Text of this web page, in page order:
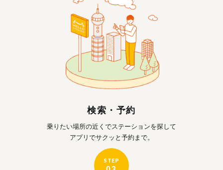
検索・予約
乗りたい場所の近くでステーションを探して
アプリでサクッと予約まで。
STEP